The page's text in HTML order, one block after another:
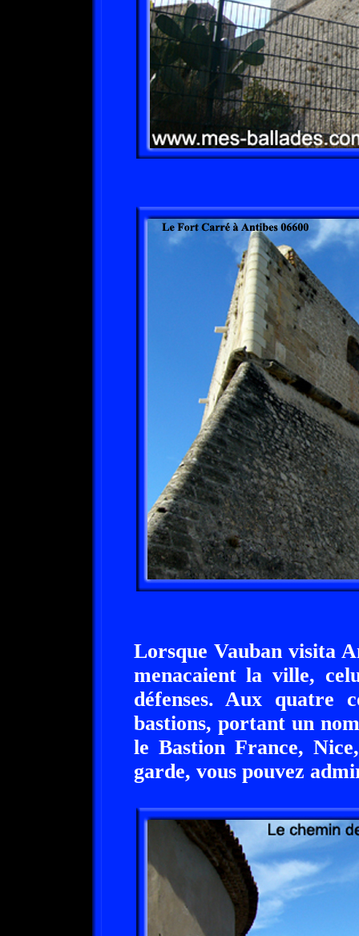
Lorsque Vauban visita
menacaient la ville,
défenses. Aux
bastions, portant un
le Bastion France,
garde, vous pouvez